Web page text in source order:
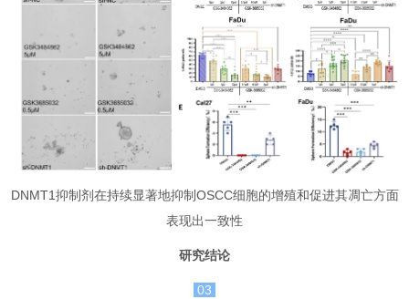
DNMT1抑制剂在持续显著地抑制OSCC细胞的增殖和促进其凋亡方面
表现出一致性
研究结论
03